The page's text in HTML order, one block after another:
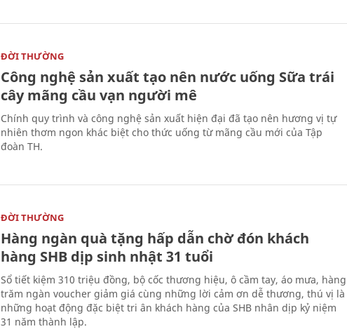
ĐỜI THƯỜNG
Công nghệ sản xuất tạo nên nước uống Sữa trái
cây mãng cầu vạn người mê
Chính quy trình và công nghệ sản xuất hiện đại đã tạo nên hương vị tự
nhiên thơm ngon khác biệt cho thức uống từ mãng cầu mới của Tập
đoàn TH.
ĐỜI THƯỜNG
Hàng ngàn quà tặng hấp dẫn chờ đón khách
hàng SHB dịp sinh nhật 31 tuổi
Sổ tiết kiệm 310 triệu đồng, bộ cốc thương hiệu, ô cầm tay, áo mưa, hàng
trăm ngàn voucher giảm giá cùng những lời cảm ơn dễ thương, thú vị là
những hoạt động đặc biệt tri ân khách hàng của SHB nhân dịp kỷ niệm
31 năm thành lập.